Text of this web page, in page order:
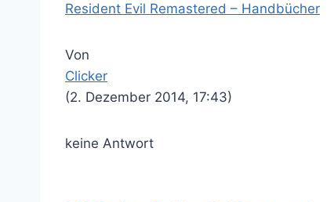
Resident Evil Remastered – Handbücher
Von
Clicker
(2. Dezember 2014, 17:43)
keine Antwort